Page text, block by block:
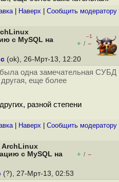
| Наверх Cообщить модератору
с MySQL на
–1
+ / –
(ok), 26-Мрт-13, 12:20
одна замечательная СУБД
еще более
разной степени
| Наверх Cообщить модератору
ArchLinux
с MySQL на
+ / –
(?), 27-Мрт-13, 02:53